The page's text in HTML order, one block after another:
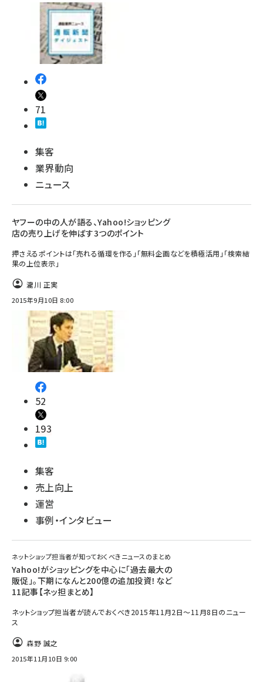
71
集客
業界動向
ニュース
ヤフーの中の人が語る、Yahoo!ショッピング
店の売り上げを伸ばす3つのポイント
押さえるポイントは「売れる循環を作る」「無料企画などを積極活用」「検索結
果の上位表示」
瀧川 正実
2015年9月10日 8:00
52
193
集客
売上向上
運営
事例・インタビュー
ネットショップ担当者が知っておくべきニュースのまとめ
Yahoo!がショッピングを中心に「過去最大の
販促」。下期になんと200億の追加投資！など
11記事【ネッ担まとめ】
ネットショップ担当者が読んでおくべき2015年11月2日～11月8日のニュー
ス
森野 誠之
2015年11月10日 9:00